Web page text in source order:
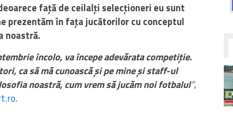
față de ceilalți selecționeri eu sunt
prezentăm în fața jucătorilor cu conceptul
noastră.
încolo, va începe adevărata competiție.
ca să mă cunoască și pe mine și staff-ul
noastră, cum vrem să jucăm noi fotbalul”,
.